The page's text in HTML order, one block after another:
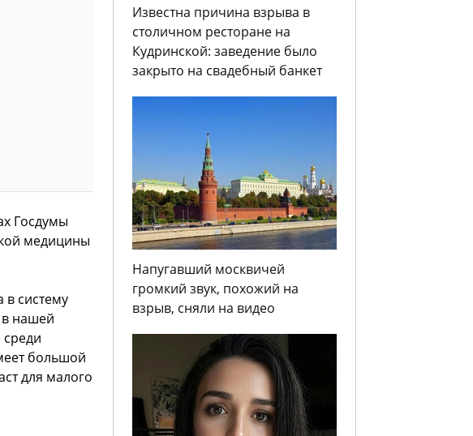
Госдумы
медицины
систему
в нашей
большой
для малого
Известна причина взрыва в
столичном ресторане на
Кудринской: заведение было
закрыто на свадебный банкет
Напугавший москвичей
громкий звук, похожий на
взрыв, сняли на видео